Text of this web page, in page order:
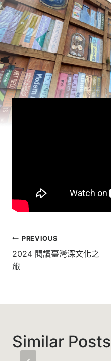
文
章
導
PREVIOUS
2024 閱讀臺灣深文化之
旅
Similar Posts